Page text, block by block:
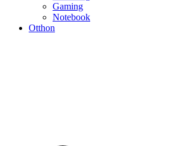
Gaming
Notebook
Otthon